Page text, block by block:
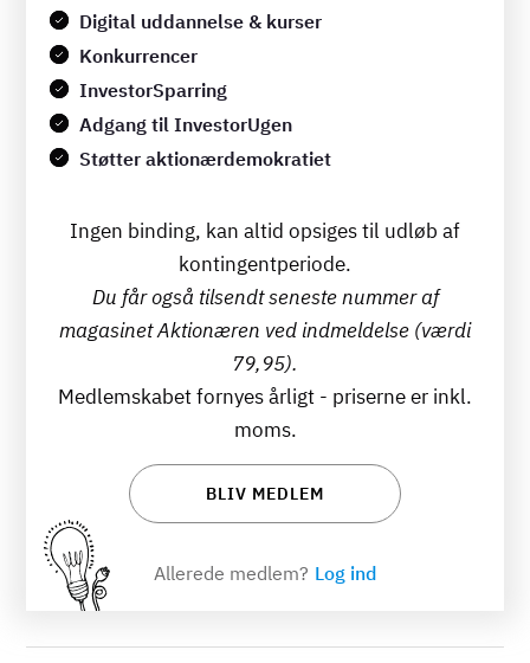
Digital uddannelse & kurser
Konkurrencer
InvestorSparring
Adgang til InvestorUgen
Støtter aktionærdemokratiet
Ingen binding, kan altid opsiges til udløb af
kontingentperiode.
Du får også tilsendt seneste nummer af
magasinet Aktionæren ved indmeldelse (værdi
79,95).
Medlemskabet fornyes årligt - priserne er inkl.
moms.
BLIV MEDLEM
Allerede medlem? Log ind